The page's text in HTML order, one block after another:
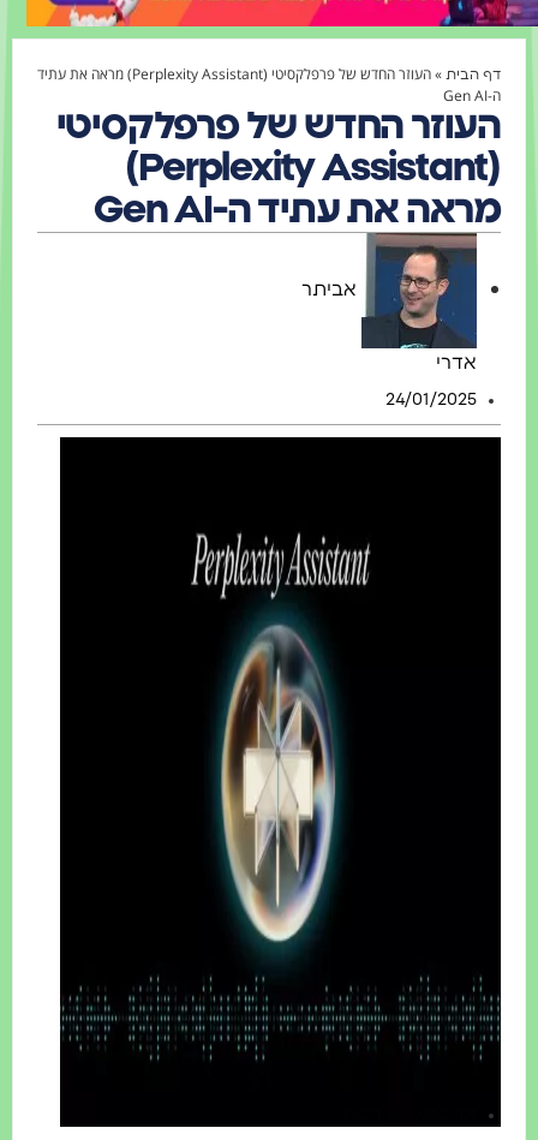
דף הבית»
העוזר החדש של פרפלקסיטי (Perplexity Assistant) מראה את עתיד
העוזר החדש של פרפלקסיטי
(Perplexity Assistant)
מראה את עתיד ה-Gen AI
אביתר
אדרי
24/01/2025
זמן קריאה: 8 דקות